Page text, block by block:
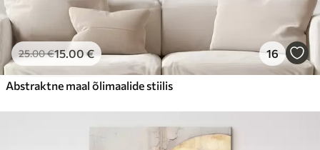
25.00€15.00€ 16
Abstraktne maal õlimaalide stiilis